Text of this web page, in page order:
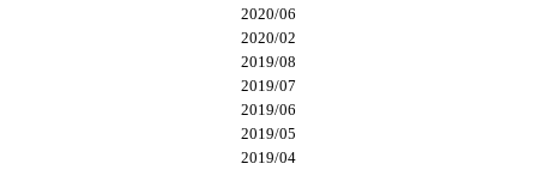
2020/06
2020/02
2019/08
2019/07
2019/06
2019/05
2019/04